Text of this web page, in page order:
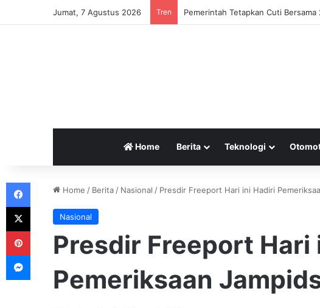
Jumat, 7 Agustus 2026 Tren Pemerintah Tetapkan Cuti Bersama
Home Berita Teknologi
Home / Berita / Nasional / Presdir Freeport Hari ini Hadiri
Nasional
Presdir Freeport Hari
Pemeriksaan
Facebook
X
Pinterest
Messenger